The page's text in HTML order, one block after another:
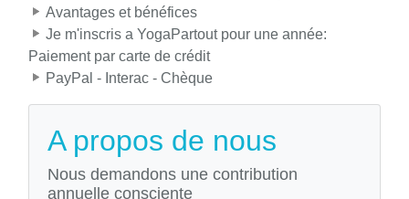
Avantages et bénéfices
Je m'inscris a YogaPartout pour une année:
Paiement par carte de crédit
PayPal - Interac - Chèque
A propos de nous
Nous demandons une contribution
annuelle consciente